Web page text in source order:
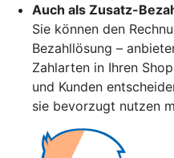
Auch als Zusatz-
Sie können den
Bezahllösung –
Zahlarten in Ihren
und Kunden
sie bevorzugt nutzen